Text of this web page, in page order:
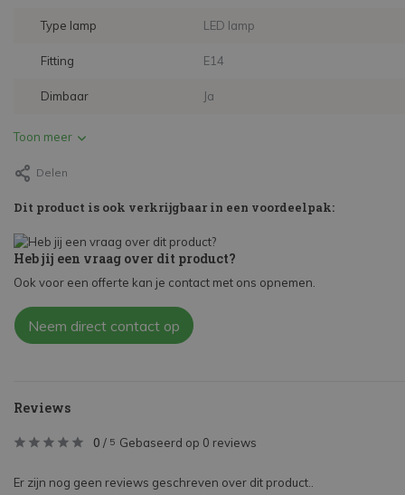
Type lamp LED lamp
Fitting E14
Dimbaar Ja
Toon meer
Delen
Dit product is ook verkrijgbaar in een voordeelpak:
Heb jij een vraag over dit product?
Ook voor een offerte kan je contact met ons opnemen.
Neem direct contact op
Reviews
0 / 5 Gebaseerd op 0 reviews
Er zijn nog geen reviews geschreven over dit product..